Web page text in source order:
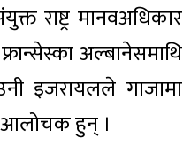
राष्ट्र मानवअधिकार
अल्बानेसमाथि
इजरायलले गाजामा
हुन् ।